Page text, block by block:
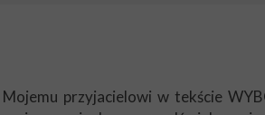
Mojemu przyjacielowi w tekście